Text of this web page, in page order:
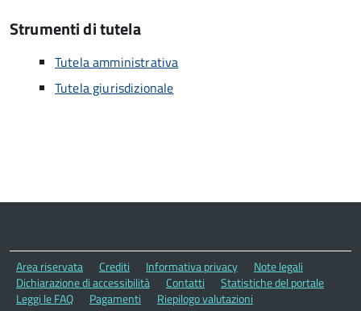
Strumenti di tutela
Tutela amministrativa
Tutela giurisdizionale
Area riservata Crediti Informativa privacy
Note legali
Dichiarazione di accessibilità
Contatti
Statistiche del portale
Leggi le FAQ
Pagamenti
Riepilogo valutazioni